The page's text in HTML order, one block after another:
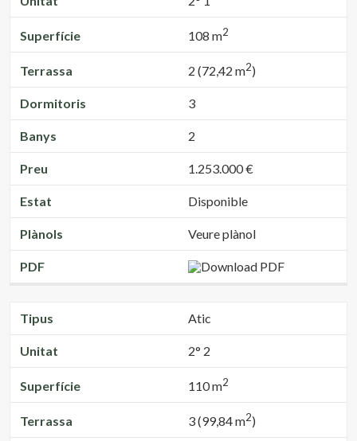
Superfície 108 m2
Terrassa 2 (72,42 m2)
Dormitoris 3
Banys 2
Preu 1.253.000 €
Estat Disponible
Plànols Veure plànol
PDF
Tipus Atic
Unitat 2° 2
Superfície 110 m2
Terrassa 3 (99,84 m2)